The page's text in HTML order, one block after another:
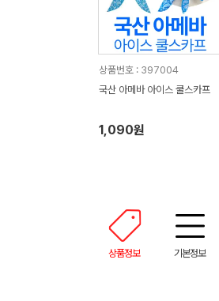
상품번호 : 397004
국산 아메바 아이스 쿨스카프
1,090원
상품정보 기본정보